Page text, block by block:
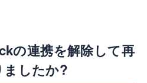
の連携を解除して再
ましたか?